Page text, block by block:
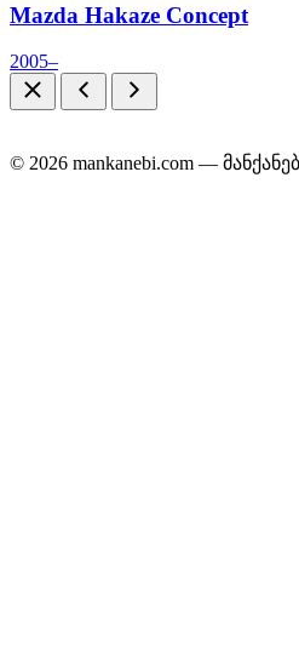
Mazda Hakaze Concept
2005–
© 2026 mankanebi.com —